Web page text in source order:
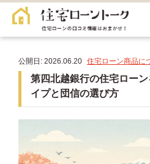
公開日: 2026.06.20 住宅ローン商品に
第四北越銀行の住宅ロー
イプと団信の選び方